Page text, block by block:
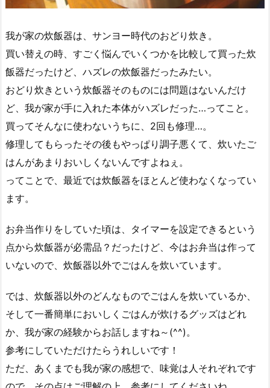
我が家の炊飯器は、サンヨー時代のおどり炊き。
買い替えの時、すごく悩んでいくつかを比較して買った炊
飯器だったけど、ハズレの炊飯器だったみたい。
おどり炊きという炊飯器そのものには問題はないんだけ
ど、我が家が手に入れた本体がハズレだった…ってこと。
買ってそんなに使わないうちに、2回も修理…。
修理してもらったその後もやっぱり調子悪くて、炊いたご
はんがあまりおいしくないんですよねぇ。
ってことで、最近では炊飯器をほとんど使わなくなってい
ます。
お弁当作りをしていた頃は、タイマーを設定できるという
点から炊飯器が必需品？だったけど、今はお弁当は作って
いないので、炊飯器以外でごはんを炊いています。
では、炊飯器以外のどんなものでごはんを炊いているか、
そして一番簡単においしくごはんが炊けるグッズはどれ
か、我が家の経験からお話しますね～(^^)。
参考にしていただけたらうれしいです！
ただ、あくまでも我が家の感想で、味覚は人それぞれです